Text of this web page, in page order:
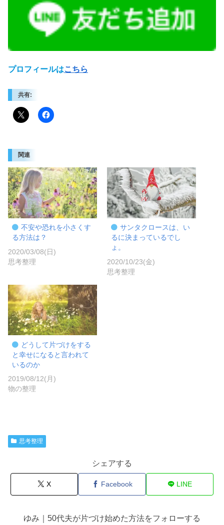
プロフィールはこちら
共有:
関連
不安や恐れを小さくす
る方法は？
2020/03/08(日)
思考整理
サンタクロースは、い
るに決まっているでし
ょ。
2020/10/23(金)
思考整理
どうして片づけをする
と幸せになると言われて
いるのか
2019/08/12(月)
物の整理
思考整理
シェアする
X Facebook LINE
ゆみ｜50代夫が片づけ始めた方法をフォローする